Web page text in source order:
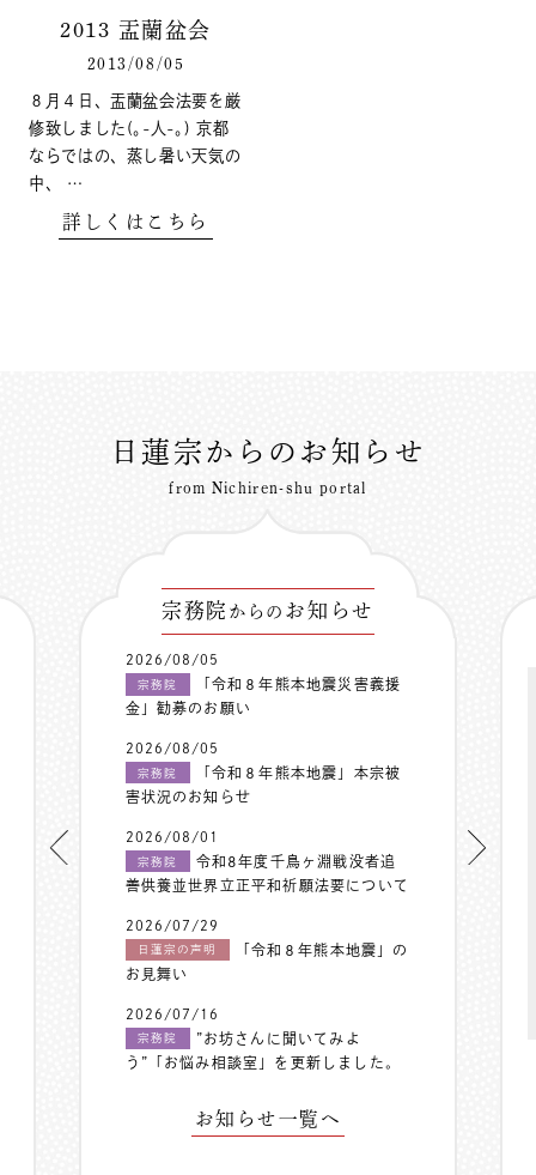
2013 盂蘭盆会
2013/08/05
８月４日、盂蘭盆会法要を厳
修致しました(｡-人-｡) 京都
ならではの、蒸し暑い天気の
中、 …
詳しくはこちら
日蓮宗からのお知らせ
from Nichiren-shu portal
宗務院 からの お知らせ
2026/08/05
宗務院
「令和８年熊本地震災害義援
金」勧募のお願い
2026/08/05
宗務院
「令和８年熊本地震」本宗被
害状況のお知らせ
2026/08/01
宗務院
令和8年度千鳥ヶ淵戦没者追
善供養並世界立正平和祈願法要について
2026/07/29
日蓮宗の声明
「令和８年熊本地震」の
お見舞い
2026/07/16
宗務院
”お坊さんに聞いてみよ
う”「お悩み相談室」を更新しました。
お知らせ一覧へ